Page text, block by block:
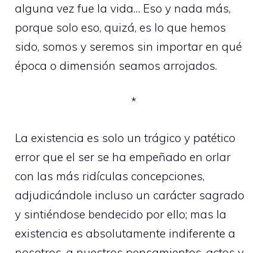
alguna vez fue la vida… Eso y nada más,
porque solo eso, quizá, es lo que hemos
sido, somos y seremos sin importar en qué
época o dimensión seamos arrojados.
*
La existencia es solo un trágico y patético
error que el ser se ha empeñado en orlar
con las más ridículas concepciones,
adjudicándole incluso un carácter sagrado
y sintiéndose bendecido por ello; mas la
existencia es absolutamente indiferente a